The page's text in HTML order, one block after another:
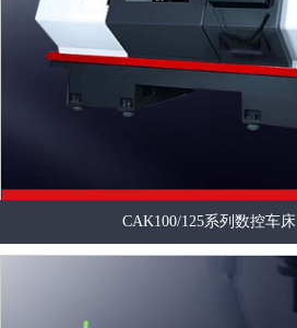
CAK100/125系列数控车床